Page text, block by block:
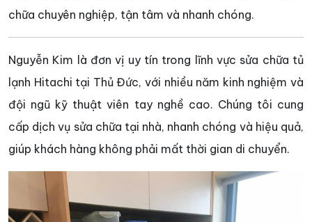
chữa chuyên nghiệp, tận tâm và nhanh chóng.
Nguyễn Kim là đơn vị uy tín trong lĩnh vực sửa chữa tủ
lạnh Hitachi tại Thủ Đức, với nhiều năm kinh nghiệm và
đội ngũ kỹ thuật viên tay nghề cao. Chúng tôi cung
cấp dịch vụ sửa chữa tại nhà, nhanh chóng và hiệu quả,
giúp khách hàng không phải mất thời gian di chuyển.